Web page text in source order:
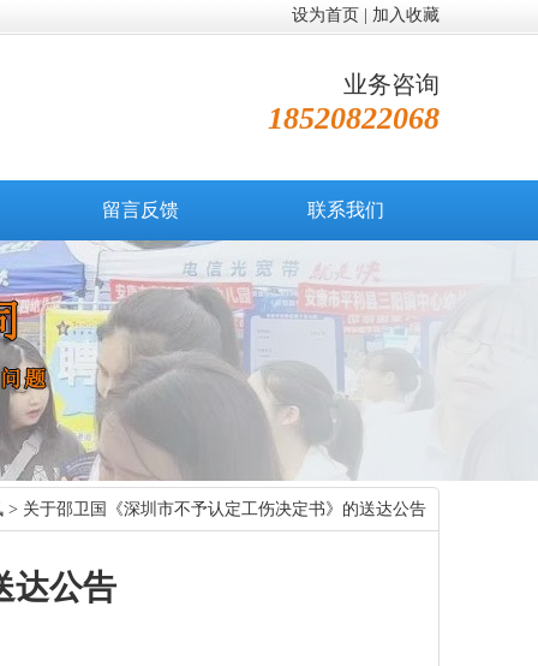
设为首页 加入收藏
业务咨询
18520822068
留言反馈 联系我们
> 关于邵卫国《深圳市不予认定工伤决定书》的送达公告
达公告